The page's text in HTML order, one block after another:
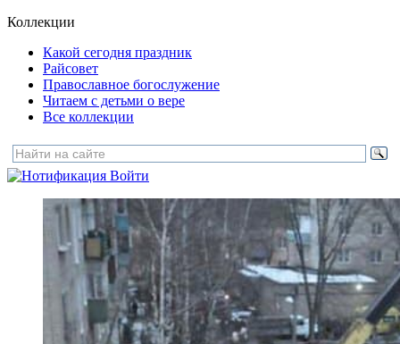
Коллекции
Какой сегодня праздник
Райсовет
Православное богослужение
Читаем с детьми о вере
Все коллекции
Войти